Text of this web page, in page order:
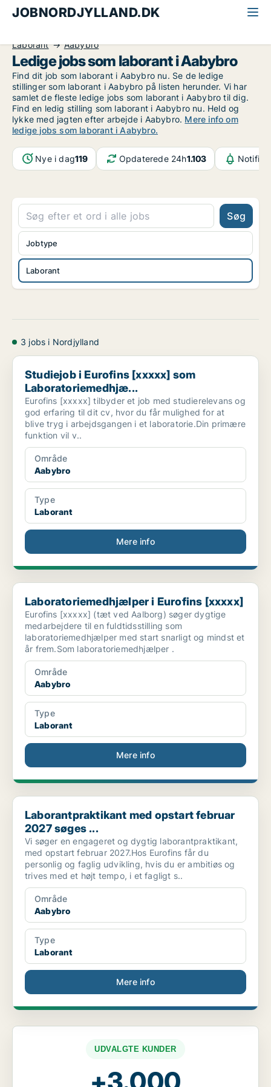
JOBNORDJYLLAND.DK
Laborant
Aabybro
Ledige jobs som laborant i Aabybro
Find dit job som laborant i Aabybro nu. Se de ledige
stillinger som laborant i Aabybro på listen herunder. Vi har
samlet de fleste ledige jobs som laborant i Aabybro til dig.
Find en ledig stilling som laborant i Aabybro nu. Held og
lykke med jagten efter arbejde i Aabybro. Mere info om
ledige jobs som laborant i Aabybro.
Nye i dag119 Opdaterede 24h1.103
Søg
Laborant
Jobtype
3 jobs i Nordjylland
Studiejob i Eurofins [xxxxx] som Laboratoriemedhjæ...
Studiejob i Eurofins [xxxxx] som
Laboratoriemedhjæ...
Eurofins [xxxxx] tilbyder et job med studierelevans og
god erfaring til dit cv, hvor du får mulighed for at
blive tryg i arbejdsgangen i et laboratorie.Din primære
funktion vil v..
Område
Aabybro
Type
Laborant
Mere info
Laboratoriemedhjælper i Eurofins [xxxxx]
Laboratoriemedhjælper i Eurofins [xxxxx]
Eurofins [xxxxx] (tæt ved Aalborg) søger dygtige
medarbejdere til en fuldtidsstilling som
laboratoriemedhjælper med start snarligt og mindst et
år frem.Som laboratoriemedhjælper .
Område
Aabybro
Type
Laborant
Mere info
Laborantpraktikant med opstart februar 2027 søges ...
Laborantpraktikant med opstart februar
2027 søges ...
Vi søger en engageret og dygtig laborantpraktikant,
med opstart februar 2027.Hos Eurofins får du
personlig og faglig udvikling, hvis du er ambitiøs og
trives med et højt tempo, i et fagligt s..
Område
Aabybro
Type
Laborant
Mere info
UDVALGTE KUNDER